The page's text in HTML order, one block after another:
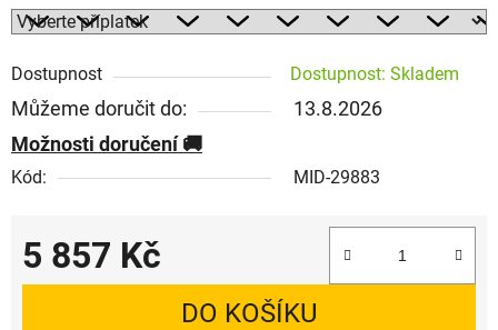
Dostupnost Dostupnost: Skladem
Můžeme doručit do:
13.8.2026
Možnosti doručení
Kód: MID-29883
5 857 Kč
Měrná cena:
DO KOŠÍKU